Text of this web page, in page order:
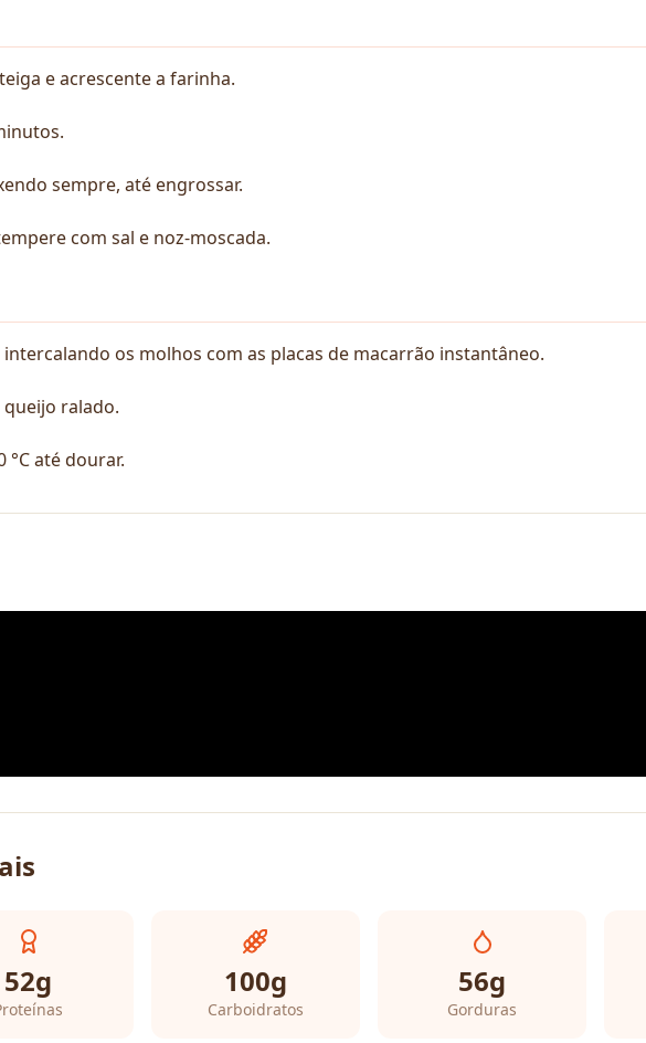
e acrescente a farinha.
sempre, até engrossar.
com sal e noz-moscada.
os molhos com as placas de macarrão instantâneo.
ralado.
°C até dourar.
52g 100g
Carboidratos
56g
Gorduras